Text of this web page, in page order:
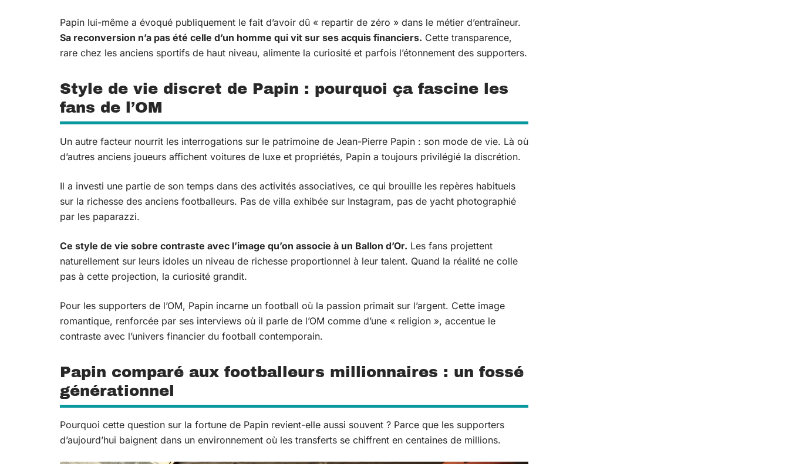
Papin lui-même a évoqué publiquement le fait d’avoir dû « repartir de zéro » dans le métier d’entraîneur.
Sa reconversion n’a pas été celle d’un homme qui vit sur ses acquis financiers. Cette transparence,
rare chez les anciens sportifs de haut niveau, alimente la curiosité et parfois l’étonnement des supporters.
Style de vie discret de Papin : pourquoi ça fascine les
fans de l’OM
Un autre facteur nourrit les interrogations sur le patrimoine de Jean-Pierre Papin : son mode de vie. Là où
d’autres anciens joueurs affichent voitures de luxe et propriétés, Papin a toujours privilégié la discrétion.
Il a investi une partie de son temps dans des activités associatives, ce qui brouille les repères habituels
sur la richesse des anciens footballeurs. Pas de villa exhibée sur Instagram, pas de yacht photographié
par les paparazzi.
Ce style de vie sobre contraste avec l’image qu’on associe à un Ballon d’Or. Les fans projettent
naturellement sur leurs idoles un niveau de richesse proportionnel à leur talent. Quand la réalité ne colle
pas à cette projection, la curiosité grandit.
Pour les supporters de l’OM, Papin incarne un football où la passion primait sur l’argent. Cette image
romantique, renforcée par ses interviews où il parle de l’OM comme d’une « religion », accentue le
contraste avec l’univers financier du football contemporain.
Papin comparé aux footballeurs millionnaires : un fossé
générationnel
Pourquoi cette question sur la fortune de Papin revient-elle aussi souvent ? Parce que les supporters
d’aujourd’hui baignent dans un environnement où les transferts se chiffrent en centaines de millions.